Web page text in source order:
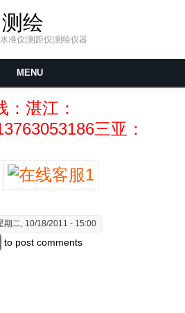
绘
准仪|测距仪|测绘仪器
MENU
：湛江：
三亚：
期二, 10/18/2011 - 15:00
to post comments